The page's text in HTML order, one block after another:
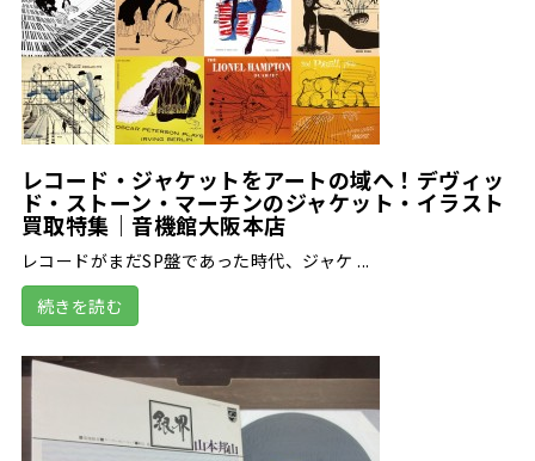
レコード・ジャケットをアートの域へ！デヴィッ
ド・ストーン・マーチンのジャケット・イラスト
買取特集｜音機館大阪本店
レコードがまだSP盤であった時代、ジャケ ...
続きを読む